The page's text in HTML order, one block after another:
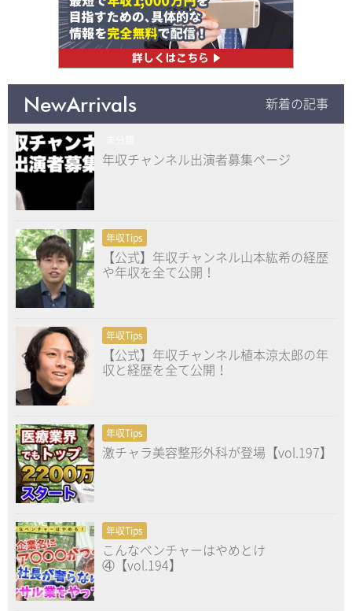
NewArrivals 新着の記事
年収チャンネル出演者募集ページ
年収Tips
【公式】年収チャンネル山本紘希の経歴
や年収を全て公開！
年収Tips
【公式】年収チャンネル植本涼太郎の年
収と経歴を全て公開！
年収Tips
激チャラ美容整形外科が登場【vol.197】
年収Tips
こんなベンチャーはやめとけ
④【vol.194】